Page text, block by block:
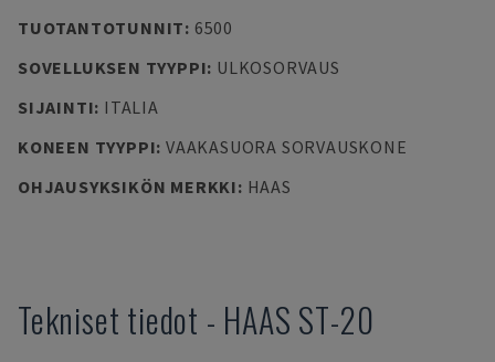
TUOTANTOTUNNIT: 6500
SOVELLUKSEN TYYPPI: ULKOSORVAUS
SIJAINTI: ITALIA
KONEEN TYYPPI: VAAKASUORA SORVAUSKONE
OHJAUSYKSIKÖN MERKKI: HAAS
Tekniset tiedot - HAAS ST-20